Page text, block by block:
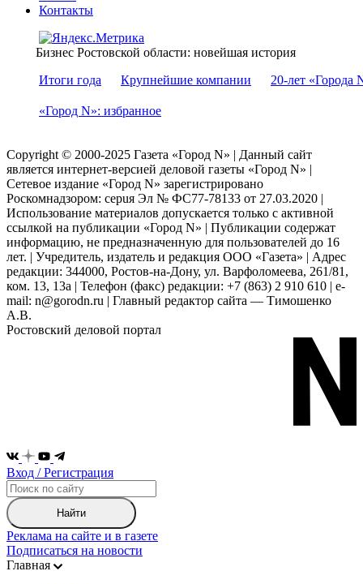
Контакты
Бизнес Ростовской области: новейшая история
Итоги года
Крупнейшие компании 20-лет «Города
«Город N»: избранное
Copyright © 2000-2025 Газета «Город N» | Данный сайт
является интернет-версией деловой газеты «Город N» |
Сетевое издание «Город N» зарегистрировано
Роскомнадзором: серuя Эл № ФС77-78133 от 27.03.2020 |
Использование материалов допускается только с активной
ссылкой на публикации «Город N» | Публикации содержат
информацию, не предназначенную для пользователей до 16
лет. | Учредитель, издатель и редакция ООО «Газета» | Адрес
редакции: 344000, Ростов-на-Дону, ул. Варфоломеева, 261/81,
ком. 13, 13а | Телефон (факс) редакции: +7 (863) 2 910 610 | e-
mail: n@gorodn.ru | Главный редактор сайта — Тимошенко
А.В.
Ростовский деловой портал
Вход / Регистрация
Найти
Реклама на сайте и в газете
Подписаться на новости
Главная